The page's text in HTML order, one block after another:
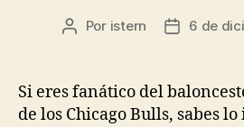
Autor
entrada
Por istern
Fecha
entrada
6 de
Si eres fanático del
de los Chicago Bulls, sabes